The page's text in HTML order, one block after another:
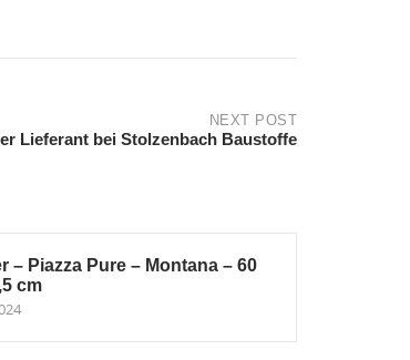
NEXT POST
Lieferant bei Stolzenbach Baustoffe
– Piazza Pure – Montana – 60
cm